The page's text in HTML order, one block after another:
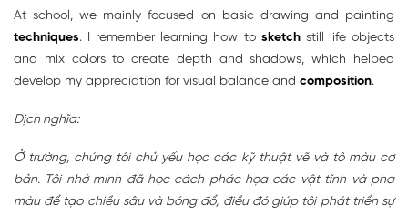
At school, we mainly focused on basic drawing and painting
techniques. I remember learning how to sketchstill life objects
and mix colors to create depth and shadows, which helped
develop my appreciation for visual balance and composition.
Dịch nghĩa:
Ở trường, chúng tôi chủ yếu học các kỹ thuật vẽ và tô màu cơ
bản. Tôi nhớ mình đã học cách phác họa các vật tĩnh và pha
màu để tạo chiều sâu và bóng đổ, điều đó giúp tôi phát triển sự